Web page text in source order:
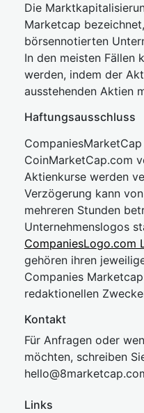
Die
Marketcap
börsennotierten
In den meisten Fällen
werden, indem der
ausstehenden Aktien
Haftungsausschluss
CoinMarketCap.com
Aktienkurse werden
Verzögerung kann
mehreren Stunden
Unternehmenslogos
CompaniesLogo.com
gehören ihren
Companies
redaktionellen
Kontakt
Für Anfragen oder
möchten, schreiben
hello@8market
Links